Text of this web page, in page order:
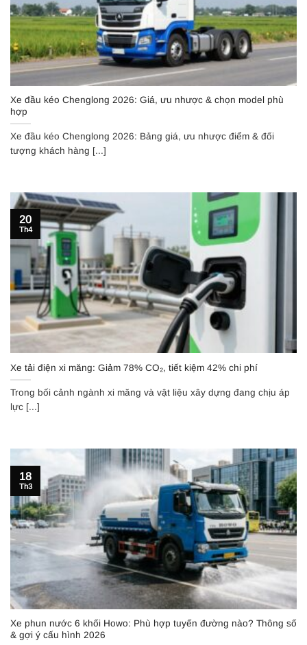
Xe đầu kéo Chenglong 2026: Giá, ưu nhược & chọn model phù
hợp
Xe đầu kéo Chenglong 2026: Bảng giá, ưu nhược điểm & đối
tượng khách hàng [...]
Xe tải điện xi măng: Giảm 78% CO₂, tiết kiệm 42% chi phí
Trong bối cảnh ngành xi măng và vật liệu xây dựng đang chịu áp
lực [...]
20
Th4
Xe phun nước 6 khối Howo: Phù hợp tuyến đường nào? Thông số
& gợi ý cấu hình 2026
18
Th3